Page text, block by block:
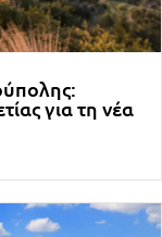
για τη νέα